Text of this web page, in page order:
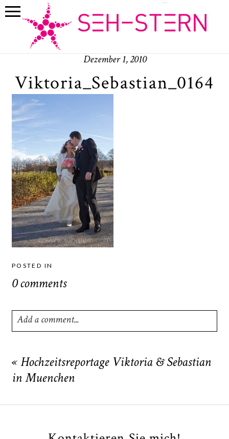
Dezember 1, 2010
Viktoria_Sebastian_0164
POSTED IN
0 comments
Add a comment...
are marked *
« Hochzeitsreportage Viktoria & Sebastian
in Muenchen